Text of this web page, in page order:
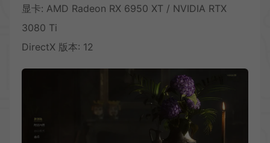
显卡: AMD Radeon RX 6950 XT / NVIDIA RTX
3080 Ti
DirectX 版本: 12